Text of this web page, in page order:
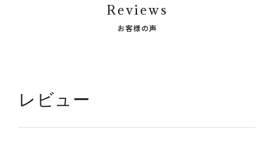
Reviews
お客様の声
レビュー